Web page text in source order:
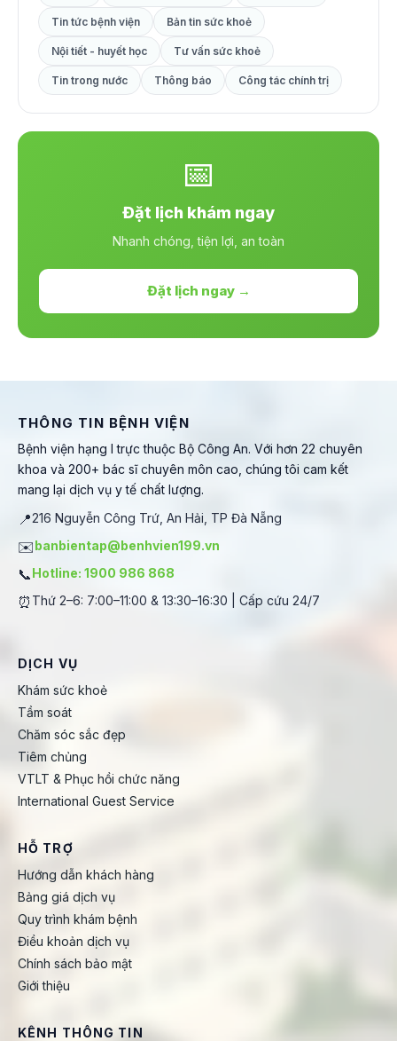
Tin tức bệnh viện Bản tin sức khoẻ
Nội tiết - huyết học Tư vấn sức khoẻ
Tin trong nước Thông báo Công tác chính trị
📅
Đặt lịch khám ngay
Nhanh chóng, tiện lợi, an toàn
Đặt lịch ngay →
THÔNG TIN BỆNH VIỆN
Bệnh viện hạng I trực thuộc Bộ Công An. Với hơn 22 chuyên
khoa và 200+ bác sĩ chuyên môn cao, chúng tôi cam kết
mang lại dịch vụ y tế chất lượng.
📍216 Nguyễn Công Trứ, An Hải, TP Đà Nẵng
✉️banbientap@benhvien199.vn
📞Hotline: 1900 986 868
⏰ Thứ 2–6: 7:00–11:00 & 13:30–16:30 | Cấp cứu 24/7
DỊCH VỤ
Khám sức khoẻ
Tầm soát
Chăm sóc sắc đẹp
Tiêm chủng
VTLT & Phục hồi chức năng
International Guest Service
HỖ TRỢ
Hướng dẫn khách hàng
Bảng giá dịch vụ
Quy trình khám bệnh
Điều khoản dịch vụ
Chính sách bảo mật
Giới thiệu
KÊNH THÔNG TIN